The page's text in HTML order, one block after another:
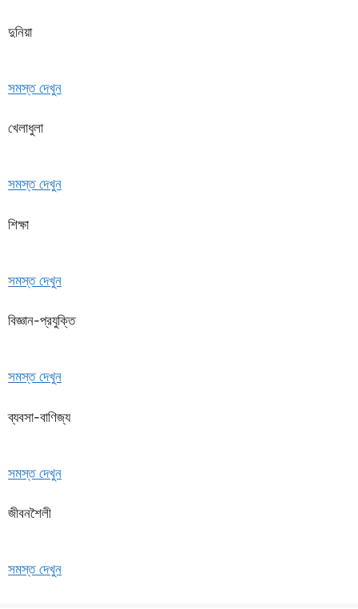
দুনিয়া
সমস্ত দেখুন
খেলাধুলা
সমস্ত দেখুন
শিক্ষা
সমস্ত দেখুন
বিজ্ঞান-প্রযুক্তি
সমস্ত দেখুন
ব্যবসা-বাণিজ্য
সমস্ত দেখুন
জীবনশৈলী
সমস্ত দেখুন